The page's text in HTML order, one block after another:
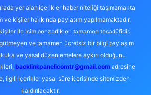
yer alan içerikler haber niteliği taşımamakta
ve kişiler hakkında paylaşım yapılmamaktadır.
ile isim benzerlikleri tamamen tesadüfidir.
ve tamamen ücretsiz bir bilgi paylaşım
ve yasal düzenlemelere aykırı olduğunu
backlinkpanelicomtr@gmail.comadresine
ilgili içerikler yasal süre içerisinde sitemizden
kaldırılacaktır.